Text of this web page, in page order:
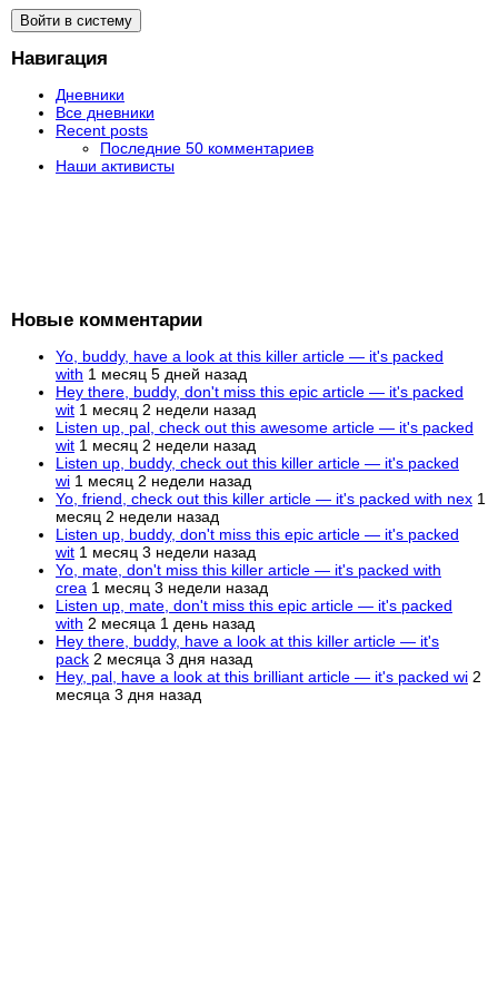
Навигация
Дневники
Все дневники
Recent posts
Последние 50 комментариев
Наши активисты
Новые комментарии
Yo, buddy, have a look at this killer article — it's packed
with 1 месяц 5 дней назад
Hey there, buddy, don't miss this epic article — it's packed
wit 1 месяц 2 недели назад
Listen up, pal, check out this awesome article — it's packed
wit 1 месяц 2 недели назад
Listen up, buddy, check out this killer article — it's packed
wi 1 месяц 2 недели назад
Yo, friend, check out this killer article — it's packed with nex 1
месяц 2 недели назад
Listen up, buddy, don't miss this epic article — it's packed
wit 1 месяц 3 недели назад
Yo, mate, don't miss this killer article — it's packed with
crea 1 месяц 3 недели назад
Listen up, mate, don't miss this epic article — it's packed
with 2 месяца 1 день назад
Hey there, buddy, have a look at this killer article — it's
pack 2 месяца 3 дня назад
Hey, pal, have a look at this brilliant article — it's packed wi 2
месяца 3 дня назад